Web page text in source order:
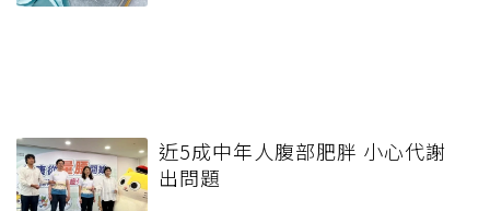
近5成中年人腹部肥胖 小心代謝
出問題